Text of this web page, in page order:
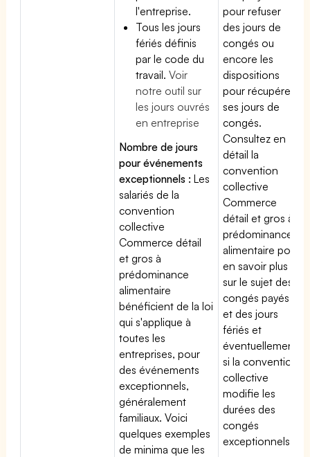
l'entreprise.
Tous les jours
fériés définis
par le code du
travail.Voir
notre outil sur
les jours ouvrés
en entreprise
Nombre de jours
pour événements
exceptionnels : Les
salariés de la
convention
collective
Commerce détail
et gros à
prédominance
alimentaire
bénéficient de la loi
qui s'applique à
toutes les
entreprises, pour
des événements
exceptionnels,
généralement
familiaux. Voici
quelques exemples
de minima que les
pour refuser
des jours de
congés ou
encore les
dispositions
pour récupérer
ses jours de
congés.
Consultez en
détail la
convention
collective
Commerce
détail et gros à
prédominance
alimentaire pour
en savoir plus
sur le sujet des
congés payés
et des jours
fériés et
éventuellement
si la convention
collective
modifie les
durées des
congés
exceptionnels.